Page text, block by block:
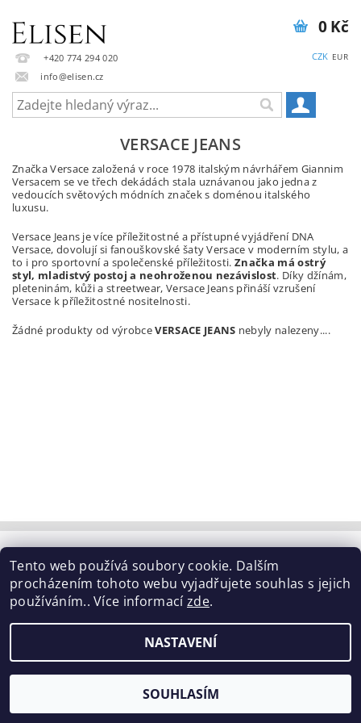
+420 774 294 020
info@elisen.cz
CZK EUR
0 Kč
VERSACE JEANS
Značka Versace založená v roce 1978 italským návrhářem Giannim
Versacem se ve třech dekádách stala uznávanou jako jedna z
vedoucích světových módních značek s doménou italského
luxusu.
Versace Jeans je více příležitostné a přístupné vyjádření DNA
Versace, dovolují si fanouškovské šaty Versace v moderním stylu, a
to i pro sportovní a společenské příležitosti.Značka má ostrý
styl, mladistvý postoj a neohroženou nezávislost. Díky džínám,
pleteninám, kůži a streetwear, Versace Jeans přináší vzrušení
Versace k příležitostné nositelnosti.
Žádné produkty od výrobceVERSACE JEANS nebyly nalezeny....
Tabulka velikostí | Doprava a Platba | Blog
Podmínky ochrany osobních údajů | Obchodní podmínky
Výměna / vrácení zboží
ELISEN, všechna práva vyhrazena
Vytvořil Shoptet
Tento web používá soubory cookie. Dalším
procházením tohoto webu vyjadřujete souhlas s jejich
používáním.. Více informacízde.
NASTAVENÍ
SOUHLASÍM